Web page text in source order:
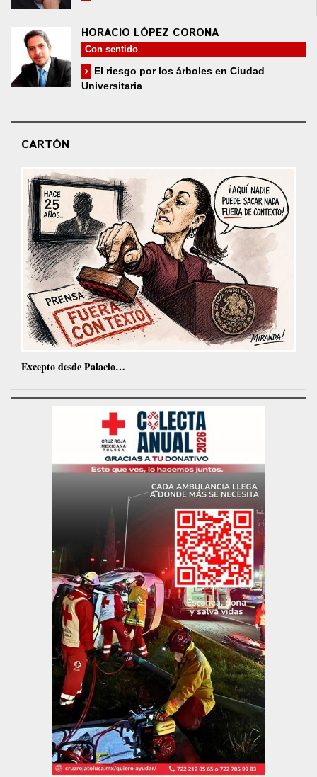
HORACIO LÓPEZ CORONA
Con sentido
El riesgo por los árboles en Ciudad
Universitaria
CARTÓN
Excepto desde Palacio…